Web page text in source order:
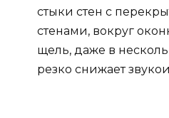
стыки стен с
стенами, вокруг
щель, даже в
резко снижает